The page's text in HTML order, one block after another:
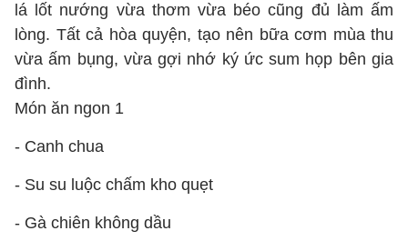
lá lốt nướng vừa thơm vừa béo cũng đủ làm ấm
lòng. Tất cả hòa quyện, tạo nên bữa cơm mùa thu
vừa ấm bụng, vừa gợi nhớ ký ức sum họp bên gia
đình.
Món ăn ngon 1
- Canh chua
- Su su luộc chấm kho quẹt
- Gà chiên không dầu